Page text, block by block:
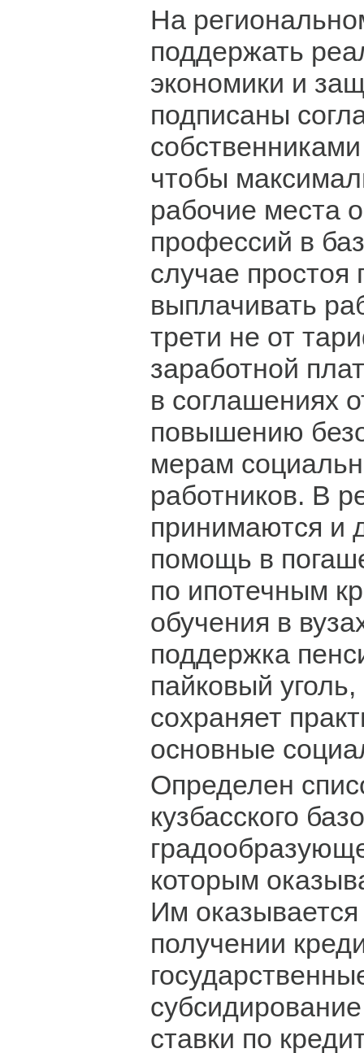
На
поддержать
экономики и
подписаны
чтобы
рабочие места
профессий в
случае простоя
выплачивать
трети не от
заработной
в соглашениях
повышению
мерам
работников. В
принимаются и
помощь в
по ипотечным
обучения в
поддержка
пайковый
сохраняет
основные
Определен
кузбасского
которым
Им
получении
ставки по